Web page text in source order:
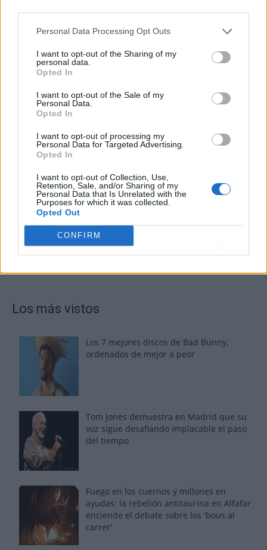
Personal Data Processing Opt Outs
I want to opt-out of the Sharing of my
personal data.
Opted In
I want to opt-out of the Sale of my
Personal Data.
Opted In
I want to opt-out of processing my
Personal Data for Targeted Advertising.
Opted In
I want to opt-out of Collection, Use,
Retention, Sale, and/or Sharing of my
Personal Data that Is Unrelated with the
Purposes for which it was collected.
Opted Out
CONFIRM
Los más vistos
Los 7 mejores discos de Bad Bunny,
ordenados de mejor a peor
Tom Jones demuestra en Madrid que su
voz sigue desafiando implacable el paso
del tiempo
Fuego en los cuernos y millones en
ayudas: la rebelión antitaurina en Alfafar
enciende el debate sobre los 'bous al
carrer'